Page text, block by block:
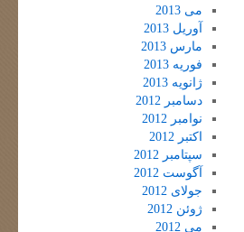
می 2013
آوریل 2013
مارس 2013
فوریه 2013
ژانویه 2013
دسامبر 2012
نوامبر 2012
اکتبر 2012
سپتامبر 2012
آگوست 2012
جولای 2012
ژوئن 2012
می 2012